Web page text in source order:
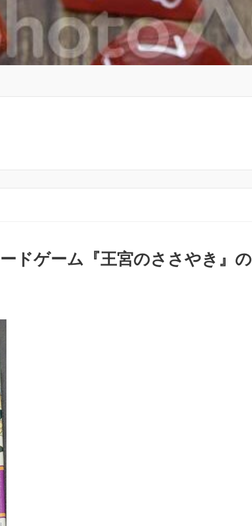
ドゲーム『王宮のささやき』の